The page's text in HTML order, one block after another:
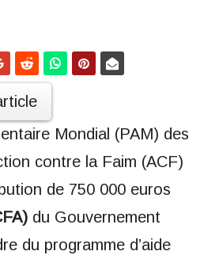
Mondial (PAM) des
contre la Faim (ACF)
de 750 000 euros
du Gouvernement
du programme d’aide